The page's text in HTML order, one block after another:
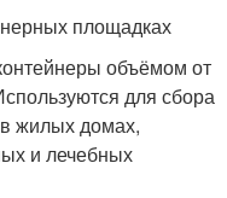
площадках
объёмом от
для сбора
жилых домах,
и лечебных